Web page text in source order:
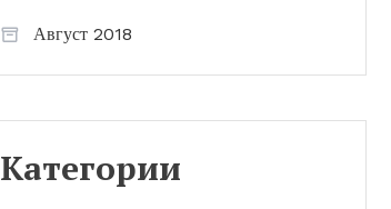
Август 2018
Категории